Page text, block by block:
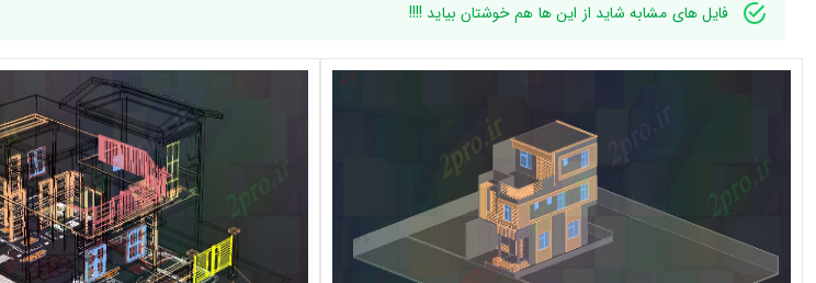
فایل های مشابه شاید از این ها هم خوشتان بیاید !!!!